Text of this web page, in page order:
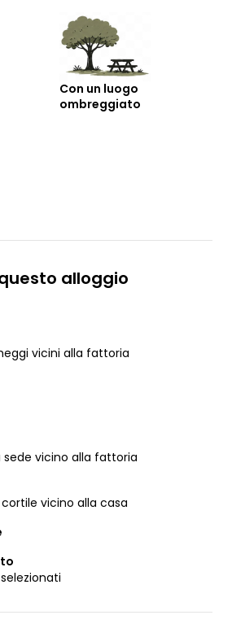
Con un luogo
ombreggiato
alloggio
vicini alla fattoria
sede vicino alla fattoria
vicino alla casa